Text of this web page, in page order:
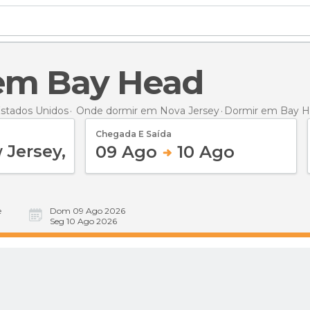
Bay Head
Unidos Onde dormir em Nova Jersey Dormir em Bay
Chegada E Saída
09 Ago 10 Ago
Dom 09 Ago 2026
Seg 10 Ago 2026